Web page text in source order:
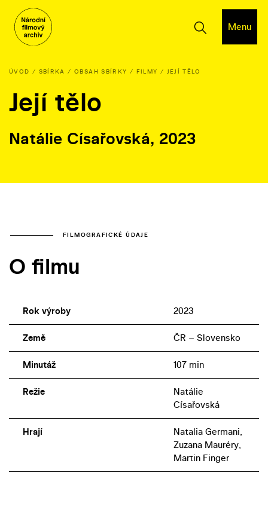
Menu
ÚVOD SBÍRKA OBSAH SBÍRKY FILMY JEJÍ TĚLO
Její tělo
Natálie Císařovská, 2023
FILMOGRAFICKÉ ÚDAJE
O filmu
Rok výroby 2023
Země ČR – Slovensko
Minutáž 107 min
Režie
Natálie
Císařovská
Hrají
Natalia Germani,
Zuzana Mauréry,
Martin Finger